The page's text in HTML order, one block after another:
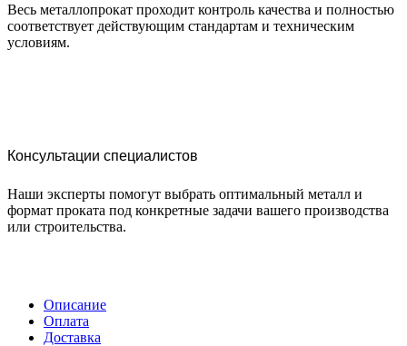
Весь металлопрокат проходит контроль качества и полностью
соответствует действующим стандартам и техническим
условиям.
Консультации специалистов
Наши эксперты помогут выбрать оптимальный металл и
формат проката под конкретные задачи вашего производства
или строительства.
Описание
Оплата
Доставка